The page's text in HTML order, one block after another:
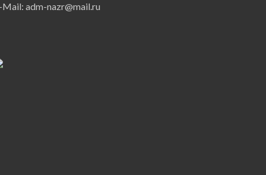
Mail: adm-nazr@mail.ru